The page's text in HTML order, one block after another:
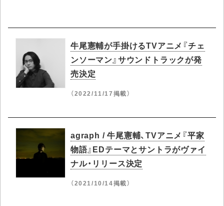
牛尾憲輔が手掛けるTVアニメ『チェ
ンソーマン』サウンドトラックが発
売決定
（2022/11/17掲載）
agraph / 牛尾憲輔、TVアニメ『平家
物語』EDテーマとサントラがヴァイ
ナル・リリース決定
（2021/10/14掲載）